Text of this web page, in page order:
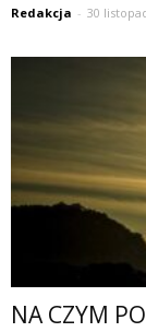
Redakcja - 30
NA CZYM